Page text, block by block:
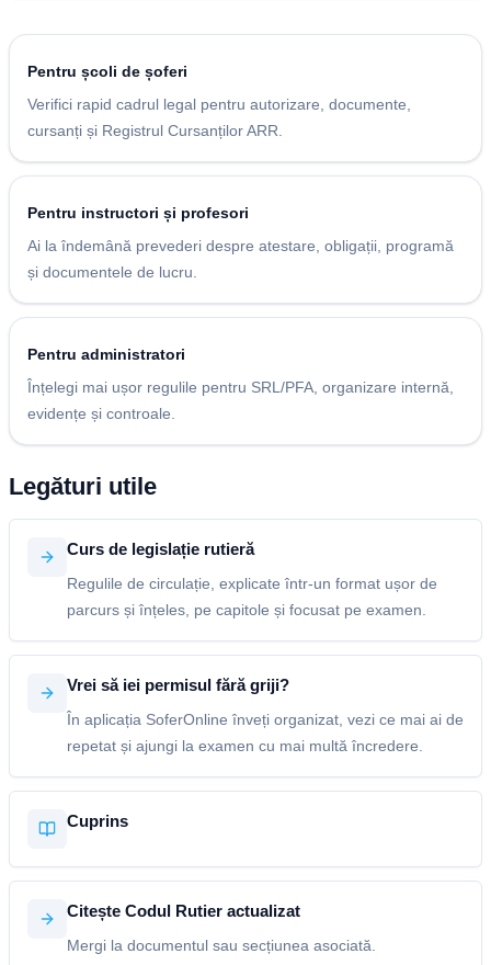
Pentru școli de șoferi
Verifici rapid cadrul legal pentru autorizare, documente,
cursanți și Registrul Cursanților ARR.
Pentru instructori și profesori
Ai la îndemână prevederi despre atestare, obligații, programă
și documentele de lucru.
Pentru administratori
Înțelegi mai ușor regulile pentru SRL/PFA, organizare internă,
evidențe și controale.
Legături utile
Curs de legislație rutieră
Regulile de circulație, explicate într-un format ușor de
parcurs și înțeles, pe capitole și focusat pe examen.
Vrei să iei permisul fără griji?
În aplicația SoferOnline înveți organizat, vezi ce mai ai de
repetat și ajungi la examen cu mai multă încredere.
Cuprins
Citește Codul Rutier actualizat
Mergi la documentul sau secțiunea asociată.